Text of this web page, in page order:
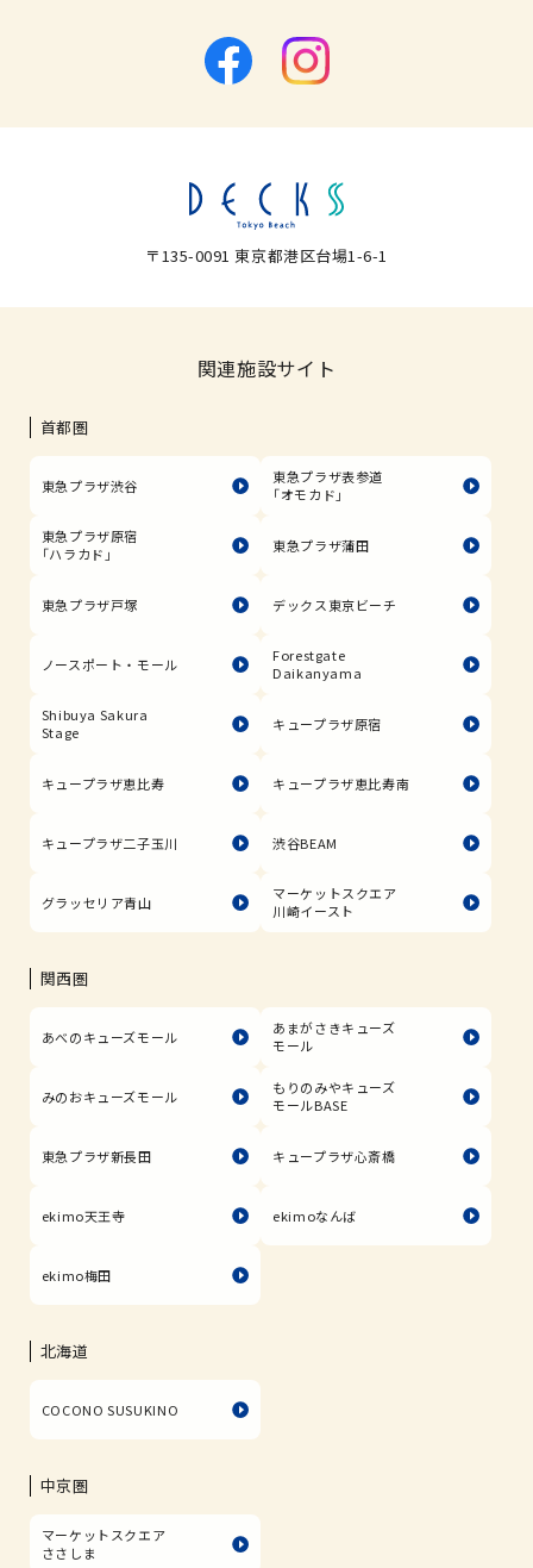
〒135-0091 東京都港区台場1-6-1
関連施設サイト
首都圏
東急プラザ渋谷
東急プラザ表参道
「オモカド」
東急プラザ原宿
「ハラカド」
東急プラザ蒲田
東急プラザ戸塚 デックス東京ビーチ
ノースポート・モール
Forestgate
Daikanyama
Shibuya Sakura
Stage
キュープラザ原宿
キュープラザ恵比寿 キュープラザ恵比寿南
キュープラザ二子玉川 渋谷BEAM
グラッセリア青山
マーケットスクエア
川崎イースト
関西圏
あべのキューズモール
あまがさきキューズ
モール
みのおキューズモール
もりのみやキューズ
モールBASE
東急プラザ新長田 キュープラザ心斎橋
ekimo天王寺 ekimoなんば
ekimo梅田
北海道
COCONO SUSUKINO
中京圏
マーケットスクエア
ささしま